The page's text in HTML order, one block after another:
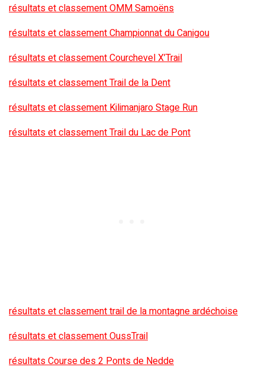
résultats et classement OMM Samoëns
résultats et classement Championnat du Canigou
résultats et classement Courchevel X’Trail
résultats et classement Trail de la Dent
résultats et classement Kilimanjaro Stage Run
résultats et classement Trail du Lac de Pont
résultats et classement trail de la montagne ardéchoise
résultats et classement OussTrail
résultats Course des 2 Ponts de Nedde